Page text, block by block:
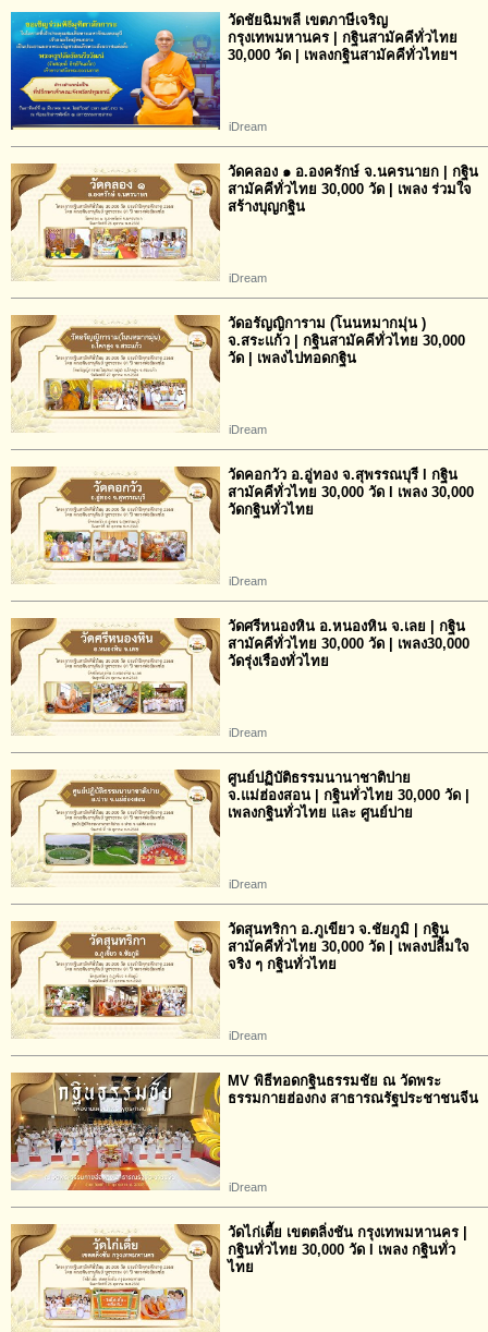
วัดชัยฉิมพลี เขตภาษีเจริญ
กรุงเทพมหานคร | กฐินสามัคคีทั่วไทย
30,000 วัด | เพลงกฐินสามัคคีทั่วไทยฯ
iDream
วัดคลอง ๑ อ.องครักษ์ จ.นครนายก | กฐิน
สามัคคีทั่วไทย 30,000 วัด | เพลง ร่วมใจ
สร้างบุญกฐิน
iDream
วัดอรัญญิการาม (โนนหมากมุ่น )
จ.สระแก้ว | กฐินสามัคคีทั่วไทย 30,000
วัด | เพลงไปทอดกฐิน
iDream
วัดคอกวัว อ.อู่ทอง จ.สุพรรณบุรี l กฐิน
สามัคคีทั่วไทย 30,000 วัด l เพลง 30,000
วัดกฐินทั่วไทย
iDream
วัดศรีหนองหิน อ.หนองหิน จ.เลย | กฐิน
สามัคคีทั่วไทย 30,000 วัด | เพลง30,000
วัดรุ่งเรืองทั่วไทย
iDream
ศูนย์ปฏิบัติธรรมนานาชาติปาย
จ.แม่ฮ่องสอน | กฐินทั่วไทย 30,000 วัด |
เพลงกฐินทั่วไทย และ ศูนย์ปาย
iDream
วัดสุนทริกา อ.ภูเขียว จ.ชัยภูมิ | กฐิน
สามัคคีทั่วไทย 30,000 วัด | เพลงปลื้มใจ
จริง ๆ กฐินทั่วไทย
iDream
MV พิธีทอดกฐินธรรมชัย ณ วัดพระ
ธรรมกายฮ่องกง สาธารณรัฐประชาชนจีน
iDream
วัดไก่เตี้ย เขตตลิ่งชัน กรุงเทพมหานคร |
กฐินทั่วไทย 30,000 วัด l เพลง กฐินทั่ว
ไทย